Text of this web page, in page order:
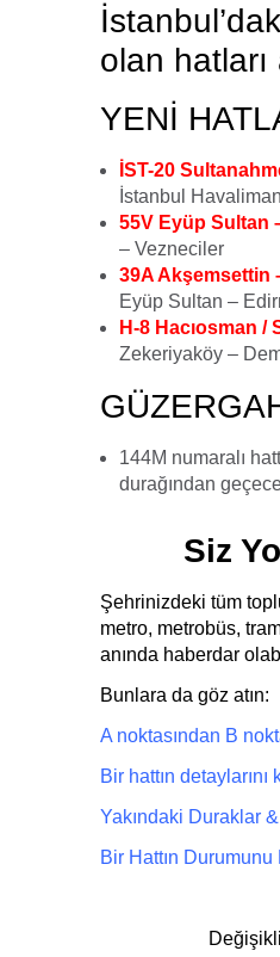
olan
YENİ
İST-20
İstanbul
55V Eyüp Sultan
– Vezneciler
39A Akşemsettin
Eyüp Sultan –
H-8 Hacıosman /
Zekeriyaköy –
144M numaralı
durağından
Siz
Şehrinizdeki tüm
metro, metrobüs,
anında haberdar
Bunlara da göz atın:
A noktasından B
Bir hattın detaylarını
Yakındaki Duraklar
Bir Hattın